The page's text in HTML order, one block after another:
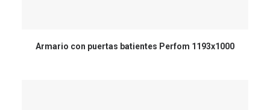
Armario con puertas batientes Perfom 1193x1000